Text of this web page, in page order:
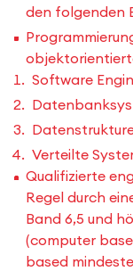
den folgenden
Software
Verteilte
Qualifizierte
Regel durch
Band 6,5 und
(computer
based